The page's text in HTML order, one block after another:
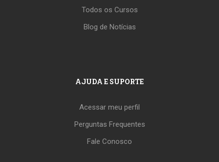
Todos os Cursos
Blog de Notícias
AJUDA E SUPORTE
Acessar meu perfil
Perguntas Frequentes
Fale Conosco